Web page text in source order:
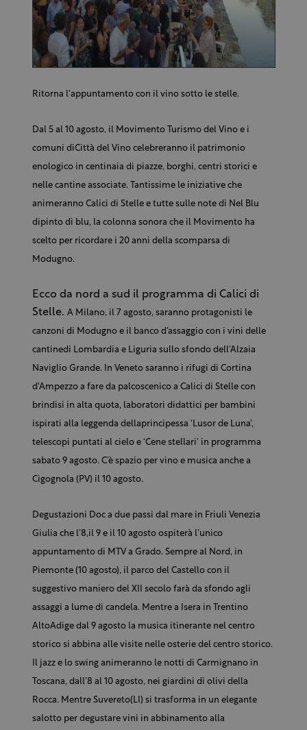
Ritorna l'appuntamento con il vino sotto le stelle.
Dal 5 al 10 agosto, il Movimento Turismo del Vino e i
comuni diCittà del Vino celebreranno il patrimonio
enologico in centinaia di piazze, borghi, centri storici e
nelle cantine associate. Tantissime le iniziative che
animeranno Calici di Stelle e tutte sulle note di Nel Blu
dipinto di blu, la colonna sonora che il Movimento ha
scelto per ricordare i 20 anni della scomparsa di
Modugno.
Ecco da nord a sud il programma di Calici di
Stelle. A Milano, il 7 agosto, saranno protagonisti le
canzoni di Modugno e il banco d’assaggio con i vini delle
cantinedi Lombardia e Liguria sullo sfondo dell’Alzaia
Naviglio Grande. In Veneto saranno i rifugi di Cortina
d'Ampezzo a fare da palcoscenico a Calici di Stelle con
brindisi in alta quota, laboratori didattici per bambini
ispirati alla leggenda dellaprincipessa ‘Lusor de Luna’,
telescopi puntati al cielo e ‘Cene stellari’ in programma
sabato 9 agosto. C’è spazio per vino e musica anche a
Cigognola (PV) il 10 agosto.
Degustazioni Doc a due passi dal mare in Friuli Venezia
Giulia che l’8,il 9 e il 10 agosto ospiterà l’unico
appuntamento di MTV a Grado. Sempre al Nord, in
Piemonte (10 agosto), il parco del Castello con il
suggestivo maniero del XII secolo farà da sfondo agli
assaggi a lume di candela. Mentre a Isera in Trentino
AltoAdige dal 9 agosto la musica itinerante nel centro
storico si abbina alle visite nelle osterie del centro storico.
Il jazz e lo swing animeranno le notti di Carmignano in
Toscana, dall’8 al 10 agosto, nei giardini di olivi della
Rocca. Mentre Suvereto(LI) si trasforma in un elegante
salotto per degustare vini in abbinamento alla